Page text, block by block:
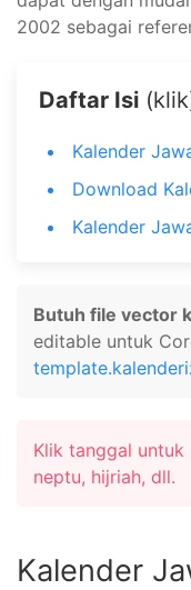
2002 sebagai
Daftar Isi
Kalender
Download
Kalender
Butuh file vector
editable untuk
Klik tanggal untuk
neptu, hijriah, dll.
Kalender